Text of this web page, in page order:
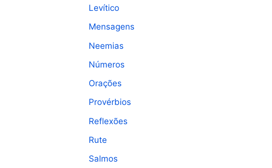
Levítico
Mensagens
Neemias
Números
Orações
Provérbios
Reflexões
Rute
Salmos